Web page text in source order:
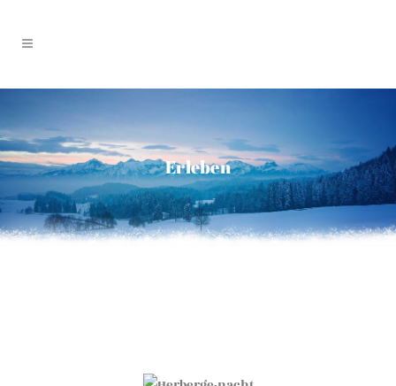
Erleben